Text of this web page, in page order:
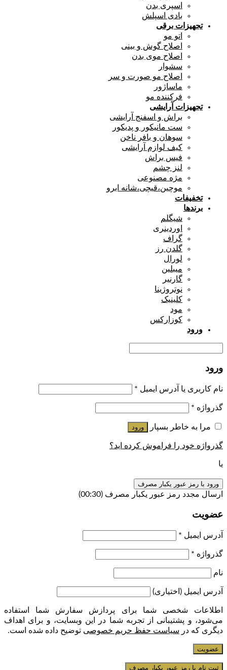
اسپری بدن
بادی اسپلش
تجهیزات برقی
اتو مو
اصلاح گوش و بینی
اصلاح موی بدن
سشوار
اصلاح مو صورت و سر
ماساژور
فرکننده مو
تجهیزات آرایشی
براش و اسفنج آرایشی
ست مانیکور و پدیکور
سوهان و بافر ناخن
کیف لوازم آرایشی
فیس براش
لنز چشم
مژه مصنوعی
موچین،قیچی،شانه ابرو
تخفیفات
برندها
شیگلم
اوردینری
گراف
گلدن رز
لورال
میبلین
گارنیر
نوتروژینا
کلینیک
مود
کوزارکس
ورود
ورود
نام کاربری یا آدرس ایمیل *
گذرواژه *
مرا به خاطر بسپار ورود
گذرواژه خود را فراموش کرده اید؟
یا
ورود با رمز عبور یکبار مصرف
ارسال مجدد رمز عبور یکبار مصرف (00:
30
)
عضویت
آدرس ایمیل *
گذرواژه *
نام
آدرس ایمیل (اختیاری)
اطلاعات شخصی شما برای پردازش سفارش شما استفاده
می‌شود، و پشتیبانی از تجربه شما در این وبسایت، و برای اهداف
دیگری که در سیاست حفظ حریم خصوصی توضیح داده شده است.
عضویت